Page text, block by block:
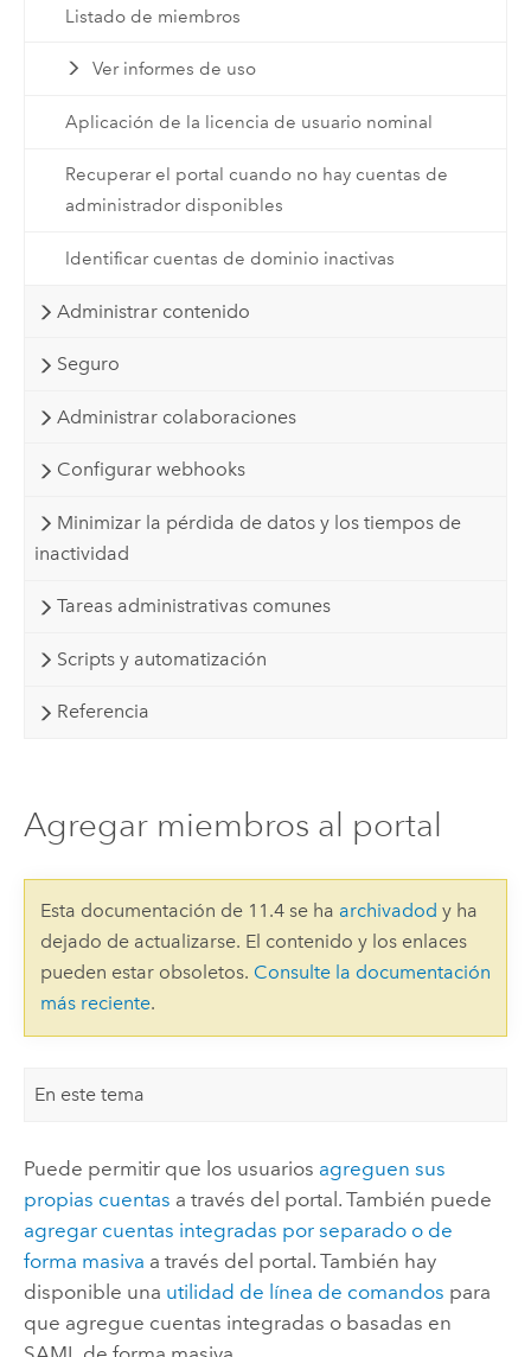
Listado de miembros
Ver informes de uso
Aplicación de la licencia de usuario nominal
Recuperar el portal cuando no hay cuentas de
administrador disponibles
Identificar cuentas de dominio inactivas
Administrar contenido
Seguro
Administrar colaboraciones
Configurar webhooks
Minimizar la pérdida de datos y los tiempos de
inactividad
Tareas administrativas comunes
Scripts y automatización
Referencia
Agregar miembros al portal
Esta documentación de 11.4 se ha archivadod y ha
dejado de actualizarse. El contenido y los enlaces
pueden estar obsoletos. Consulte la documentación
más reciente.
En este tema
Puede permitir que los usuarios agreguen sus
propias cuentas a través del portal. También puede
agregar cuentas integradas por separado o de
forma masiva a través del portal. También hay
disponible una utilidad de línea de comandos para
que agregue cuentas integradas o basadas en